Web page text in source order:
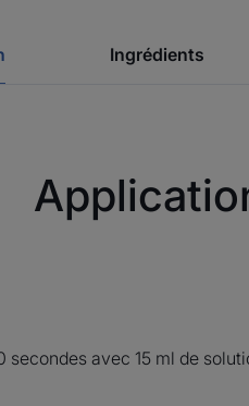
• APAISANT et
Recyclage
Ingrédients
avec 15 ml de